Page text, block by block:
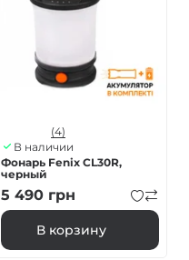
(4)
В наличии
Фонарь Fenix CL30R,
черный
5 490 грн
В корзину